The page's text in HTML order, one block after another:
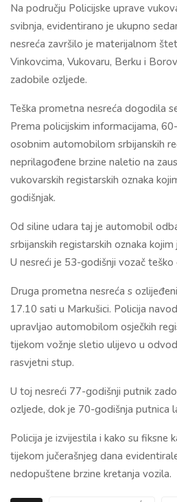
Na području Policijske uprave
svibnja, evidentirano je ukupno
nesreća završilo je materijalnom
Vinkovcima, Vukovaru, Berku i
zadobile ozljede.
Teška prometna nesreća dogodila
Prema policijskim informacijama,
osobnim automobilom srbijanskih
neprilagođene brzine naletio na
vukovarskih registarskih oznaka
godišnjak.
Od siline udara taj je automobil
srbijanskih registarskih oznaka
U nesreći je 53-godišnji vozač teško
Druga prometna nesreća s
17.10 sati u Markušici. Policija
upravljao automobilom osječkih
tijekom vožnje sletio ulijevo u
rasvjetni stup.
U toj nesreći 77-godišnji putnik
ozljede, dok je 70-godišnja putnica
Policija je izvijestila i kako su fiksne
tijekom jučerašnjeg dana
nedopuštene brzine kretanja vozila.